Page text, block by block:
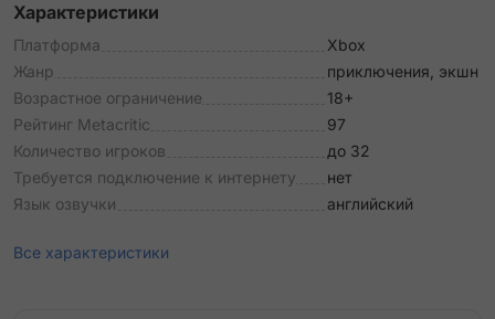
Характеристики
Платформа
Xbox
Жанр
приключения, экшн
Возрастное ограничение
18+
Рейтинг Metacritic
97
Количество игроков
до 32
Требуется подключение к интернету
нет
Язык озвучки
английский
Все характеристики